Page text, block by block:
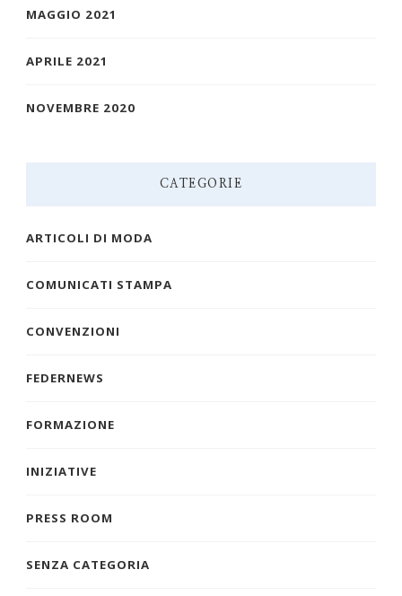
MAGGIO 2021
APRILE 2021
NOVEMBRE 2020
CATEGORIE
ARTICOLI DI MODA
COMUNICATI STAMPA
CONVENZIONI
FEDERNEWS
FORMAZIONE
INIZIATIVE
PRESS ROOM
SENZA CATEGORIA